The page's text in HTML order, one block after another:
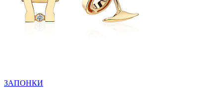
ЗАПОНКИ